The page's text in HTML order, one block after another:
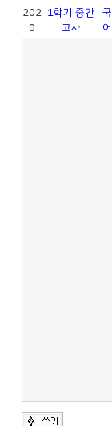
202
0
1학기 중간
고사
국
어